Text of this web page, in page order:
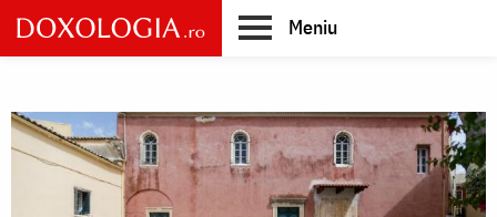
Skip
to
main
Meniu